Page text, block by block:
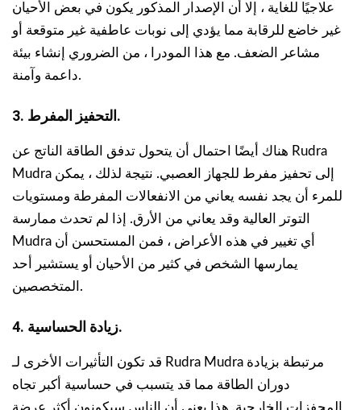
علاجيًا للغاية ، إلا أن الإصدار المذكور يكون في بعض الأحيان
غير خاضع للرقابة مما يؤدي إلى نوبات عاطفية غير متوقعة أو
مشاعر الضعف. مع هذا المودرا ، من الضروري إنشاء بيئة
داعمة وآمنة.
3. التحفيز المفرط.
هناك أيضًا احتمال أن يتحول تدفق الطاقة الناتج عن Rudra
Mudra إلى تحفيز مفرط للجهاز العصبي. نتيجة لذلك ، يمكن
للمرء أن يجد نفسه يعاني من الانفعالات المفرطة ومستويات
التوتر العالية وقد يعاني من الأرق. إذا لم تحدث ممارسة
Mudra أي تغيير في هذه الأعراض ، فمن المستحسن أن
يمارسها الشخص في كثير من الأحيان أو يستشير أحد
المتخصصين.
4. زيادة الحساسية.
قد تكون التأثيرات الأخرى لـ Rudra Mudra مرتبطة بزيادة
دوران الطاقة مما قد يتسبب في حساسية أكبر تجاه